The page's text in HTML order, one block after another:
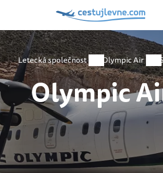
Letecká společnost Olympic Air
Olympic